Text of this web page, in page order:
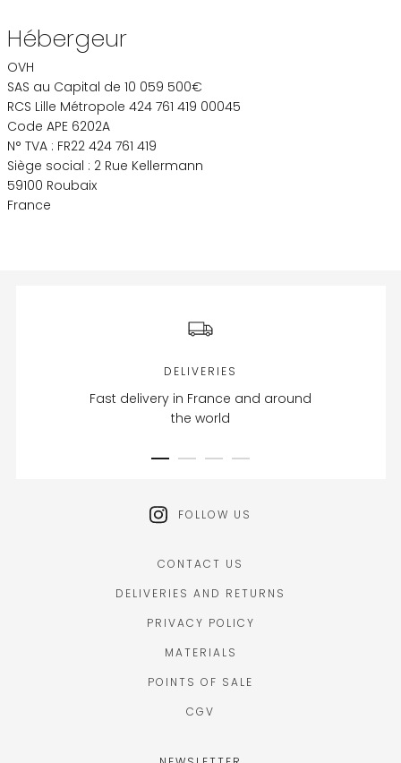
Hébergeur
OVH
SAS au Capital de 10 059 500€
RCS Lille Métropole 424 761 419 00045
Code APE 6202A
N° TVA : FR22 424 761 419
Siège social : 2 Rue Kellermann
59100 Roubaix
France
DELIVERIES
Fast delivery in France and around
the world
FOLLOW US
CONTACT US
DELIVERIES AND RETURNS
PRIVACY POLICY
MATERIALS
POINTS OF SALE
CGV